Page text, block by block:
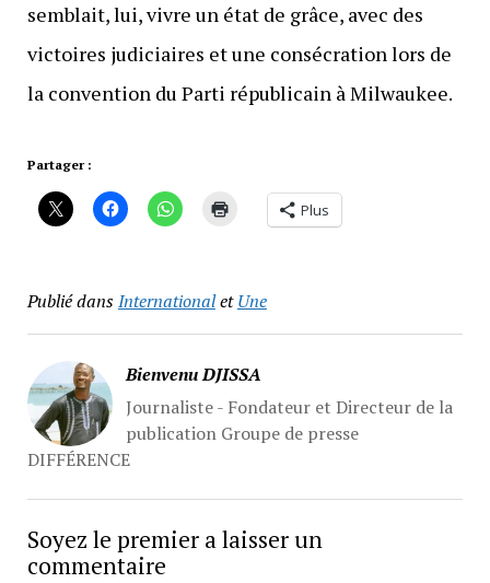
semblait, lui, vivre un état de grâce, avec des
victoires judiciaires et une consécration lors de
la convention du Parti républicain à Milwaukee.
Partager :
Plus
Publié dansInternationaletUne
Bienvenu DJISSA
Journaliste - Fondateur et Directeur de la
publication Groupe de presse
DIFFÉRENCE
Soyez le premier a laisser un
commentaire